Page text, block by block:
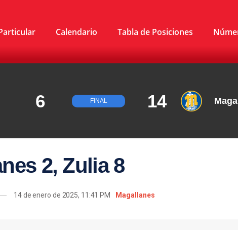
Calendario Tabla de Posiciones
6 FINAL 14
2, Zulia 8
14 de enero de 2025, 11:41 PM Magallanes